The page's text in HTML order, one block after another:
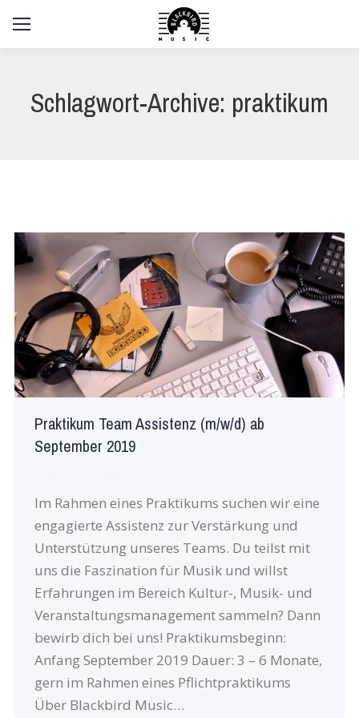
Schlagwort-Archive:praktikum
Praktikum Team Assistenz (m/w/d) ab
September 2019
Im Rahmen eines Praktikums suchen wir eine
engagierte Assistenz zur Verstärkung und
Unterstützung unseres Teams. Du teilst mit
uns die Faszination für Musik und willst
Erfahrungen im Bereich Kultur-, Musik- und
Veranstaltungsmanagement sammeln? Dann
bewirb dich bei uns! Praktikumsbeginn:
Anfang September 2019 Dauer: 3 – 6 Monate,
gern im Rahmen eines Pflichtpraktikums
Über Blackbird Music…